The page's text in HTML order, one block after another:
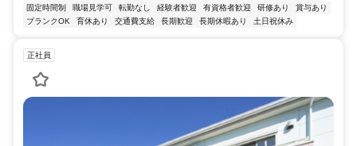
固定時間制
職場見学可 転勤なし 経験者歓迎 有資格者歓迎 研修あり
賞与あり
ブランクOK
育休あり 交通費支給 長期歓迎 長期休暇あり 土日祝休み
正社員